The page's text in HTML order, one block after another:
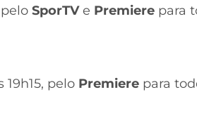
pelo SporTVe Premiere para
19h15, pelo Premiere para